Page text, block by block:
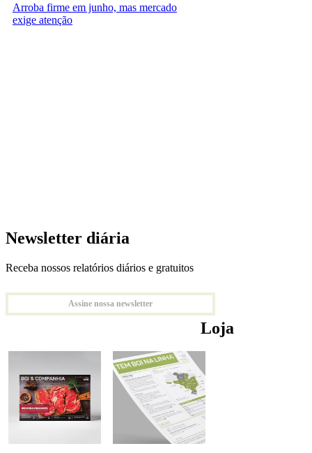
Arroba firme em junho, mas mercado
exige atenção
Newsletter diária
Receba nossos relatórios diários e gratuitos
Assine nossa newsletter
Loja